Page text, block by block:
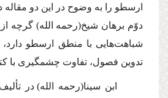
ارسطو را به وضوح در این دو مقاله
دوّم برهان شیخ(رحمه الله) گرچه
شباهت‌هایی با منطق ارسطو دارد،
تدوین فصول، تفاوت چشمگیری با
ابن سینا(رحمه الله) در